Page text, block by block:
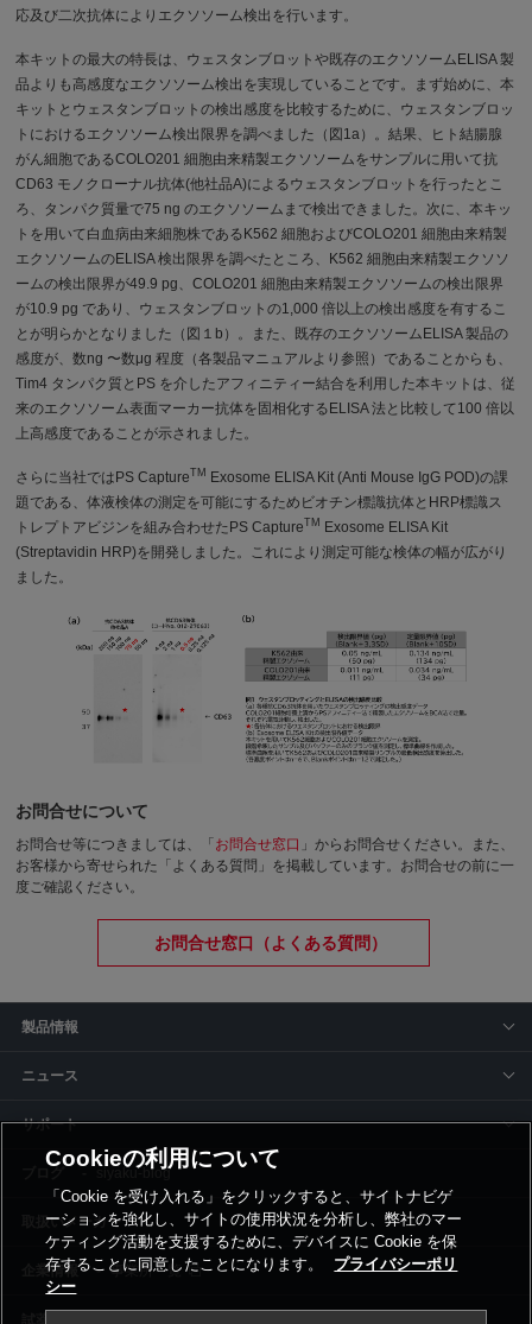
応及び二次抗体によりエクソソーム検出を行います。
本キットの最大の特長は、ウェスタンブロットや既存のエクソソームELISA 製
品よりも高感度なエクソソーム検出を実現していることです。まず始めに、本
キットとウェスタンブロットの検出感度を比較するために、ウェスタンブロッ
トにおけるエクソソーム検出限界を調べました（図1a）。結果、ヒト結腸腺
がん細胞であるCOLO201 細胞由来精製エクソソームをサンプルに用いて抗
CD63 モノクローナル抗体(他社品A)によるウェスタンブロットを行ったとこ
ろ、タンパク質量で75 ng のエクソソームまで検出できました。次に、本キッ
トを用いて白血病由来細胞株であるK562 細胞およびCOLO201 細胞由来精製
エクソソームのELISA 検出限界を調べたところ、K562 細胞由来精製エクソソ
ームの検出限界が49.9 pg、COLO201 細胞由来精製エクソソームの検出限界
が10.9 pg であり、ウェスタンブロットの1,000 倍以上の検出感度を有するこ
とが明らかとなりました（図１b）。また、既存のエクソソームELISA 製品の
感度が、数ng 〜数μg 程度（各製品マニュアルより参照）であることからも、
Tim4 タンパク質とPS を介したアフィニティー結合を利用した本キットは、従
来のエクソソーム表面マーカー抗体を固相化するELISA 法と比較して100 倍以
上高感度であることが示されました。
さらに当社ではPS CaptureTM Exosome ELISA Kit (Anti Mouse IgG POD)の課
題である、体液検体の測定を可能にするためビオチン標識抗体とHRP標識ス
トレプトアビジンを組み合わせたPS CaptureTM Exosome ELISA Kit
(Streptavidin HRP)を開発しました。これにより測定可能な検体の幅が広がり
ました。
お問合せについて
お問合せ等につきましては、「お問合せ窓口 」からお問合せください。
また、
お客様から寄せられた「よくある質問」を掲載しています。お問合せの前に一
度ご確認ください。
お問合せ窓口（よくある質問）
製品情報
ニュース
サポート
siyaku-blog
取扱いメーカー
事業所一覧
Cookieの利用について
「Cookie を受け入れる」をクリックすると、サイトナビゲ
ーションを強化し、サイトの使用状況を分析し、弊社のマー
ケティング活動を支援するために、デバイスに Cookie を保
存することに同意したことになります。
プライバシーポリ
シー